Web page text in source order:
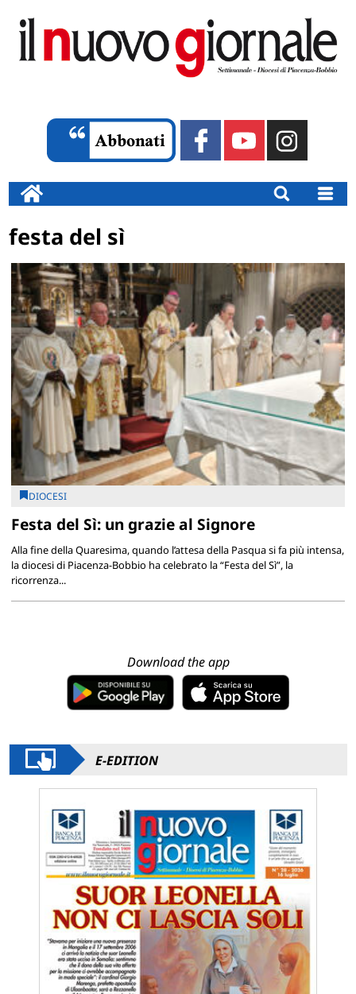
festa del sì
DIOCESI
Festa del Sì: un grazie al Signore
Alla fine della Quaresima, quando l’attesa della Pasqua si fa più intensa,
la diocesi di Piacenza-Bobbio ha celebrato la “Festa del Sì”, la
ricorrenza...
Download the app
E-EDITION